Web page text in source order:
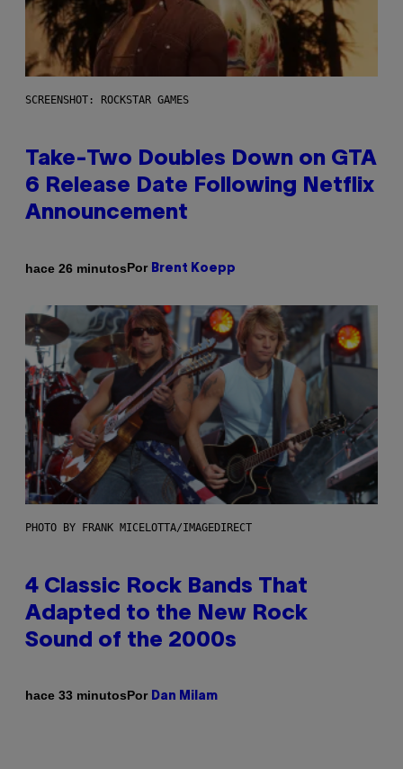
SCREENSHOT: ROCKSTAR GAMES
Take-Two Doubles Down on GTA
6 Release Date Following Netflix
Announcement
hace 26 minutosPor Brent Koepp
PHOTO BY FRANK MICELOTTA/IMAGEDIRECT
4 Classic Rock Bands That
Adapted to the New Rock
Sound of the 2000s
hace 33 minutosPor Dan Milam